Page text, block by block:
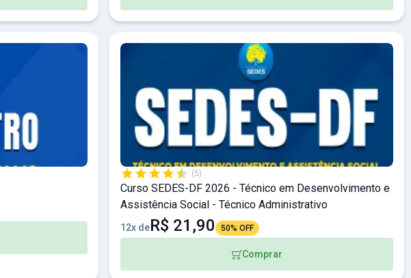
(5)
Curso SEDES-DF 2026 - Técnico em Desenvolvimento e
Assistência Social - Técnico Administrativo
12x deR$ 21,90 50% OFF
Comprar